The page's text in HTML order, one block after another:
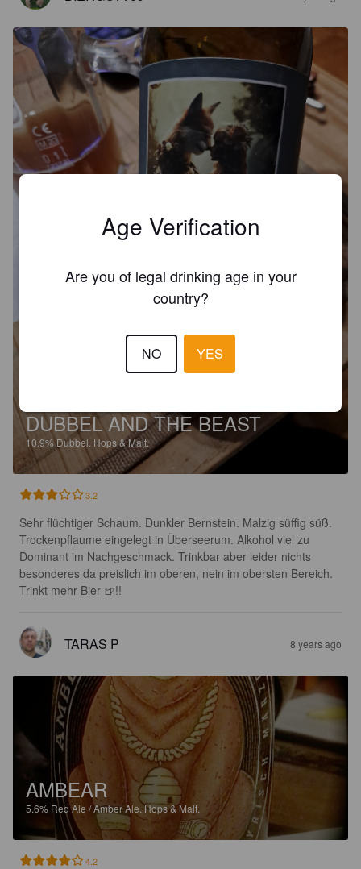
DUBBEL AND THE BEAST
10.9%Dubbel. Hops & Malt.
3.2
Sehr flüchtiger Schaum. Dunkler Bernstein. Malzig süffig süß.
Trockenpflaume eingelegt in Überseerum. Alkohol viel zu
Dominant im Nachgeschmack. Trinkbar aber leider nichts
besonderes da preislich im oberen, nein im obersten Bereich.
Trinkt mehr Bier 🍺!!
TARAS P 8 years ago
AMBEAR
5.6% Red Ale / Amber Ale.Hops & Malt.
4.2
Age Verification
Are you of legal drinking age in your
country?
NO YES